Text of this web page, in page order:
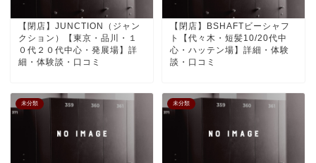
【閉店】JUNCTION（ジャン
クション）【東京・品川・１
０代２０代中心・発展場】詳
細・体験談・口コミ
【閉店】BSHAFTビーシャフ
ト【代々木・短髪10/20代中
心・ハッテン場】詳細・体験
談・口コミ
未分類 未分類